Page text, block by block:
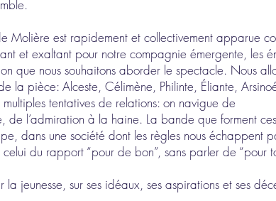
Molière est rapidement et collectivement apparue
et exaltant pour notre compagnie émergente, les
que nous souhaitons aborder le spectacle. Nous
la pièce: Alceste, Célimène, Philinte, Éliante,
tentatives de relations: on navigue de
de l’admiration à la haine. La bande que forment
dans une société dont les règles nous échappent
du rapport “pour de bon”, sans parler de “pour
jeunesse, sur ses idéaux, ses aspirations et ses